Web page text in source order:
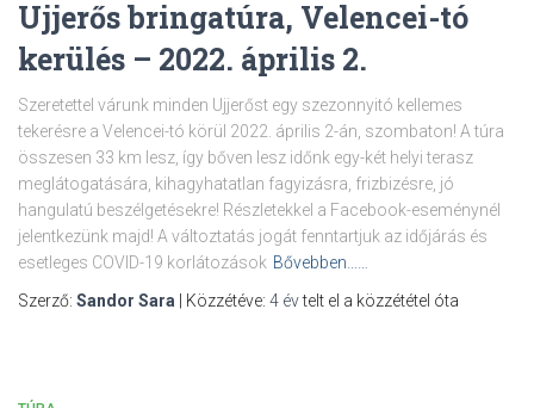
Ujjerős bringatúra, Velencei-tó
kerülés – 2022. április 2.
Szeretettel várunk minden Ujjerőst egy szezonnyitó kellemes
tekerésre a Velencei-tó körül 2022. április 2-án, szombaton! A túra
összesen 33 km lesz, így bőven lesz időnk egy-két helyi terasz
meglátogatására, kihagyhatatlan fagyizásra, frizbizésre, jó
hangulatú beszélgetésekre! Részletekkel a Facebook-eseménynél
jelentkezünk majd! A változtatás jogát fenntartjuk az időjárás és
esetleges COVID-19 korlátozások Bővebben……
Szerző: Sandor Sara | Közzétéve: 4 évtelt el a közzététel óta